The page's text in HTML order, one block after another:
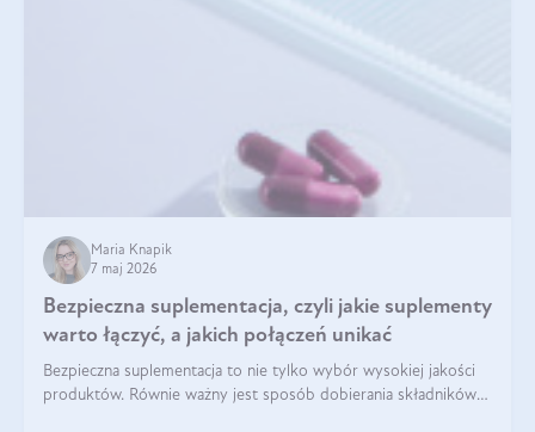
Maria Knapik
7 maj 2026
Bezpieczna suplementacja, czyli jakie suplementy
warto łączyć, a jakich połączeń unikać
Bezpieczna suplementacja to nie tylko wybór wysokiej jakości
produktów. Równie ważny jest sposób dobierania składników